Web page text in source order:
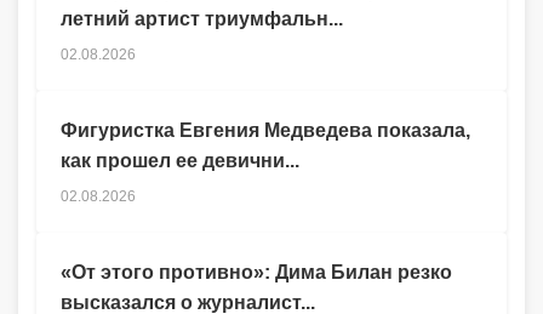
летний артист триумфальн...
02.08.2026
Фигуристка Евгения Медведева показала,
как прошел ее девични...
02.08.2026
«От этого противно»: Дима Билан резко
высказался о журналист...